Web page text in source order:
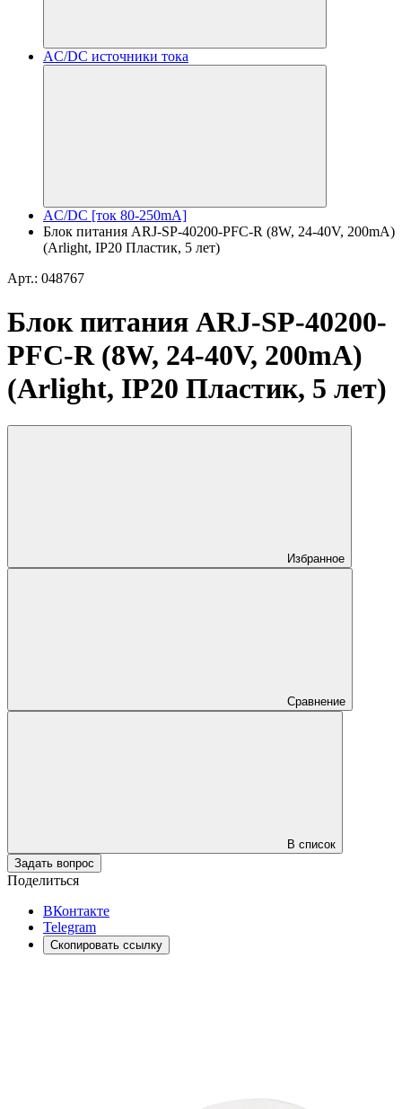
AC/DC источники тока
AC/DC [ток 80-250mA]
Блок питания ARJ-SP-40200-PFC-R (8W, 24-40V, 200mA)
(Arlight, IP20 Пластик, 5 лет)
Арт.: 048767
Блок питания ARJ-SP-40200-
PFC-R (8W, 24-40V, 200mA)
(Arlight, IP20 Пластик, 5 лет)
Избранное
Сравнение
В список
Задать вопрос
Поделиться
ВКонтакте
Telegram
Скопировать ссылку